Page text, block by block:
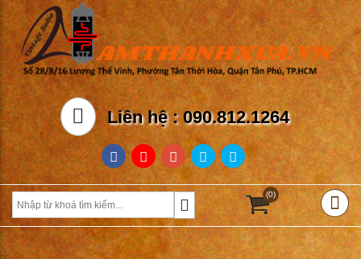
Liên hệ : 090.812.1264
(0)